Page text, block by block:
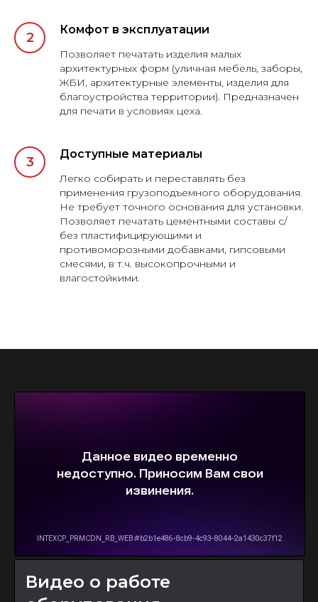
Комфот в эксплуатации
Позволяет печатать изделия малых
архитектурных форм (уличная мебель, заборы,
ЖБИ, архитектурные элементы, изделия для
благоустройства территории). Предназначен
для печати в условиях цеха.
Доступные материалы
Легко собирать и переставлять без
применения грузоподъемного оборудования.
Не требует точного основания для установки.
Позволяет печатать цементными составы с/
без пластифицирующими и
противоморозными добавками, гипсовыми
смесями, в т.ч. высокопрочными и
влагостойкими.
Видео о работе